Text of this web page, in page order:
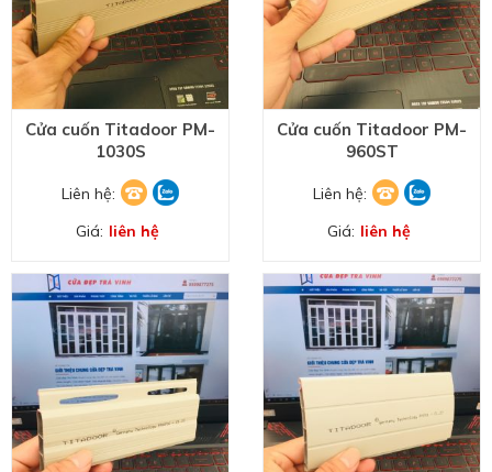
Cửa cuốn Titadoor PM-
1030S
Liên hệ:
Giá: liên hệ
Cửa cuốn Titadoor PM-
960ST
Liên hệ:
Giá: liên hệ